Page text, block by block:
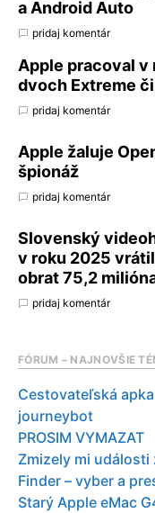
a Android Auto
pridaj komentár
Apple pracoval v
dvoch Extreme
pridaj komentár
Apple žaluje
špionáž
pridaj komentár
Slovenský
v roku 2025
obrat 75,2
pridaj komentár
FÓRUM – NAJNOVŠIE
Cestovateľská
journeybot
PROSIM VYMAZAT
Zmizely mi události
Finder – vyber a
Starý Apple eMac